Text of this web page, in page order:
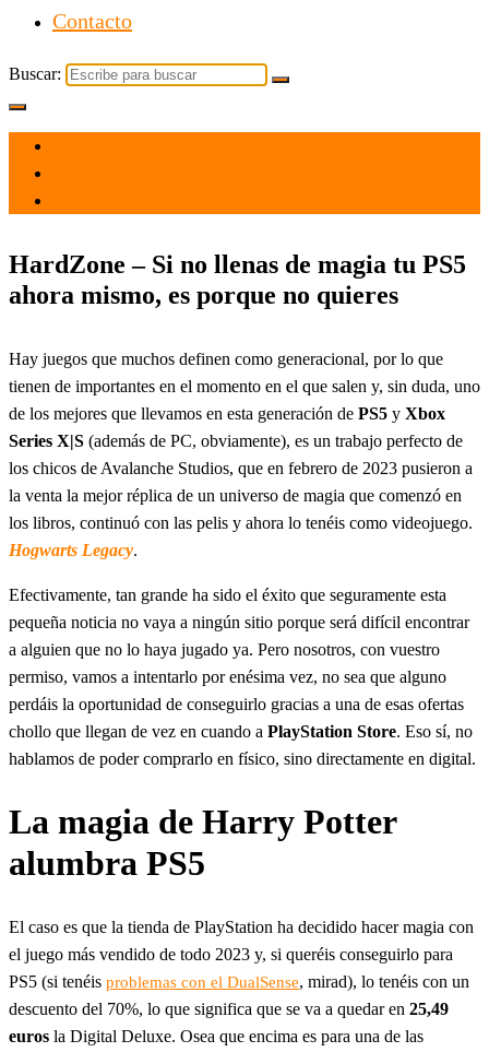
Contacto
Buscar:
HardZone – Si no llenas de magia tu PS5
ahora mismo, es porque no quieres
Hay juegos que muchos definen como generacional, por lo que
tienen de importantes en el momento en el que salen y, sin duda, uno
de los mejores que llevamos en esta generación de PS5 y Xbox
Series X|S (además de PC, obviamente), es un trabajo perfecto de
los chicos de Avalanche Studios, que en febrero de 2023 pusieron a
la venta la mejor réplica de un universo de magia que comenzó en
los libros, continuó con las pelis y ahora lo tenéis como videojuego.
Hogwarts Legacy.
Efectivamente, tan grande ha sido el éxito que seguramente esta
pequeña noticia no vaya a ningún sitio porque será difícil encontrar
a alguien que no lo haya jugado ya. Pero nosotros, con vuestro
permiso, vamos a intentarlo por enésima vez, no sea que alguno
perdáis la oportunidad de conseguirlo gracias a una de esas ofertas
chollo que llegan de vez en cuando a PlayStation Store. Eso sí, no
hablamos de poder comprarlo en físico, sino directamente en digital.
La magia de Harry Potter
alumbra PS5
El caso es que la tienda de PlayStation ha decidido hacer magia con
el juego más vendido de todo 2023 y, si queréis conseguirlo para
PS5 (si tenéis problemas con el DualSense, mirad), lo tenéis con un
descuento del 70%, lo que significa que se va a quedar en 25,49
euros la Digital Deluxe. Osea que encima es para una de las